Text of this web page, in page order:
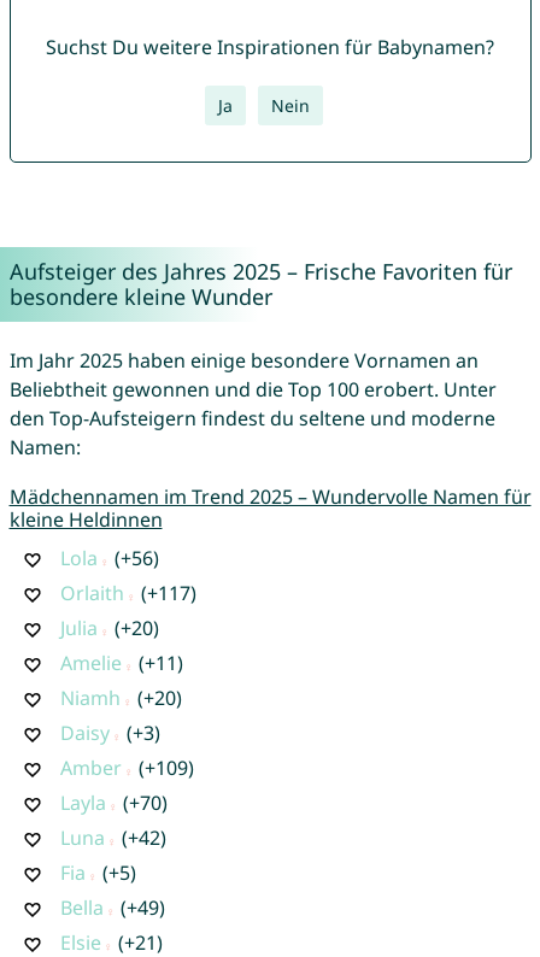
Suchst Du weitere Inspirationen für Babynamen?
Ja Nein
Aufsteiger des Jahres 2025 – Frische Favoriten für
besondere kleine Wunder
Im Jahr 2025 haben einige besondere Vornamen an
Beliebtheit gewonnen und die Top 100 erobert. Unter
den Top-Aufsteigern findest du seltene und moderne
Namen:
Mädchennamen im Trend 2025 – Wundervolle Namen für
kleine Heldinnen
Lola
(+56)
Orlaith
(+117)
Julia
(+20)
Amelie
(+11)
Niamh
(+20)
Daisy
(+3)
Amber
(+109)
Layla
(+70)
Luna
(+42)
Fia
(+5)
Bella
(+49)
Elsie
(+21)